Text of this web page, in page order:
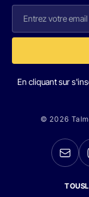
En cliquant sur
© 2026